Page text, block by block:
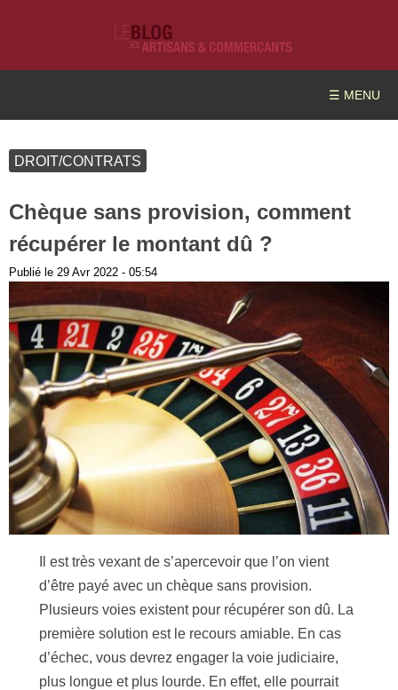
☰ MENU
DROIT/CONTRATS
Chèque sans provision, comment
récupérer le montant dû ?
Publié le 29 Avr 2022 - 05:54
Il est très vexant de s’apercevoir que l’on vient
d’être payé avec un chèque sans provision.
Plusieurs voies existent pour récupérer son dû. La
première solution est le recours amiable. En cas
d’échec, vous devrez engager la voie judiciaire,
plus longue et plus lourde. En effet, elle pourrait